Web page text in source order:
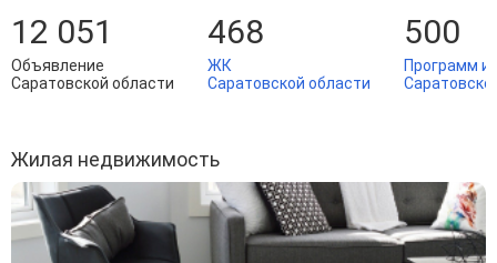
12 051
Объявление
Саратовской области
468
ЖК
Саратовской области
500
Программ
Жилая недвижимость